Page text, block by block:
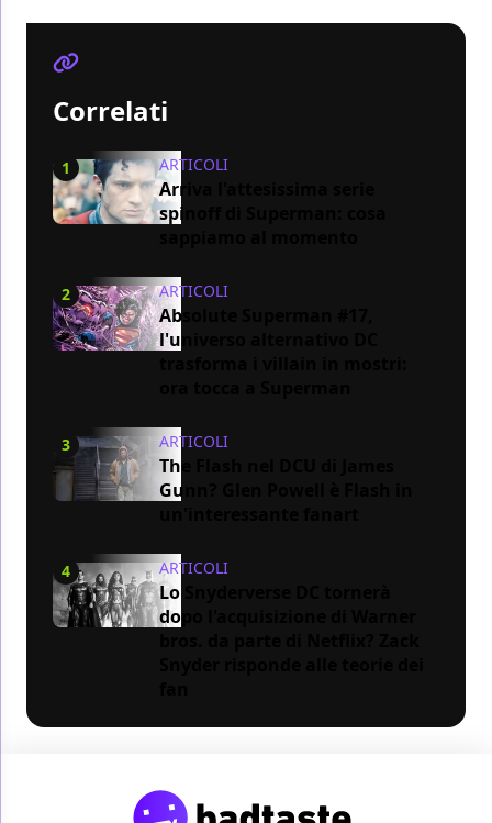
Correlati
1 ARTICOLI
Arriva l'attesissima serie
spinoff di Superman: cosa
2 ARTICOLI
Absolute Superman #17,
l'universo alternativo DC
3 ARTICOLI
The Flash nel DCU di James
Gunn? Glen Powell è Flash in
4 ARTICOLI
Lo Snyderverse DC tornerà
dopo l'acquisizione di Warner